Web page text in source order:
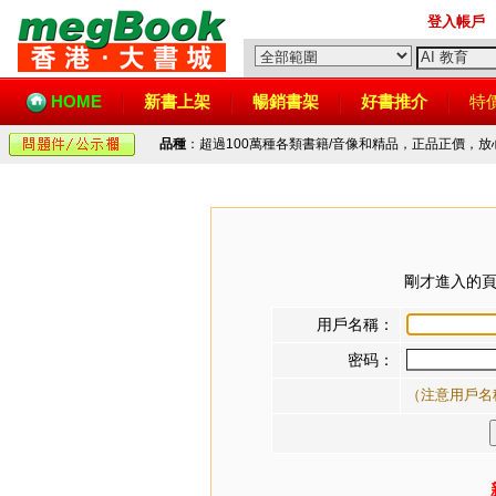
登入帳戶
HOME 新書上架 暢銷書架 好書推介 特
品種 ：超過100萬種各類書籍/音像和精品，正品正價，
剛才進入的
用戶名稱：
密码：
（注意用戶